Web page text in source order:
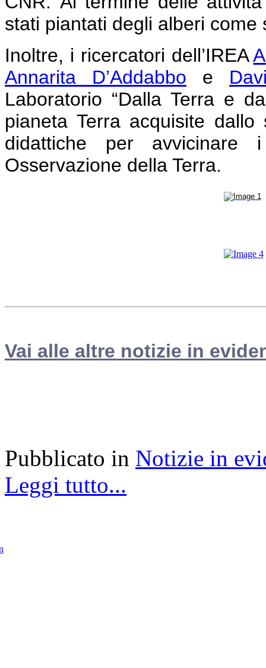
stati piantati degli alberi
Inoltre, i ricercatori dell’IREA
Annarita D’Addabbo e
Laboratorio “Dalla Terra e
pianeta Terra acquisite
didattiche per
Osservazione della Terra.
Vai alle altre notizie in
Pubblicato in Notizie in
Leggi tutto...